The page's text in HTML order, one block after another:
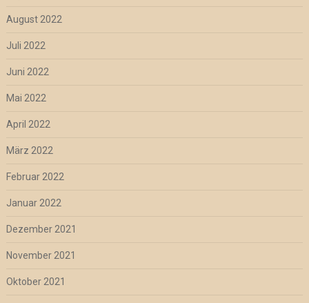
August 2022
Juli 2022
Juni 2022
Mai 2022
April 2022
März 2022
Februar 2022
Januar 2022
Dezember 2021
November 2021
Oktober 2021